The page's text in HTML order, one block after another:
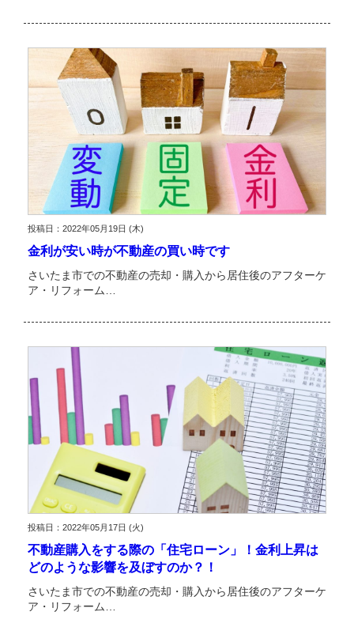
投稿日：2022年05月19日 (木)
金利が安い時が不動産の買い時です
さいたま市での不動産の売却・購入から居住後のアフターケ
ア・リフォーム…
投稿日：2022年05月17日 (火)
不動産購入をする際の「住宅ローン」！金利上昇は
どのような影響を及ぼすのか？！
さいたま市での不動産の売却・購入から居住後のアフターケ
ア・リフォーム…